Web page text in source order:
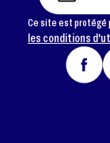
Ce site est protégé
les conditions